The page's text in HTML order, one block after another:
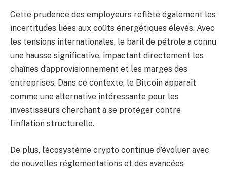
Cette prudence des employeurs reflète également les
incertitudes liées aux coûts énergétiques élevés. Avec
les tensions internationales, le baril de pétrole a connu
une hausse significative, impactant directement les
chaînes d’approvisionnement et les marges des
entreprises. Dans ce contexte, le Bitcoin apparaît
comme une alternative intéressante pour les
investisseurs cherchant à se protéger contre
l’inflation structurelle.
De plus, l’écosystème crypto continue d’évoluer avec
de nouvelles réglementations et des avancées